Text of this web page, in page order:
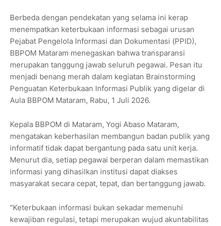
Berbeda dengan pendekatan yang selama ini kerap
menempatkan keterbukaan informasi sebagai urusan
Pejabat Pengelola Informasi dan Dokumentasi (PPID),
BBPOM Mataram menegaskan bahwa transparansi
merupakan tanggung jawab seluruh pegawai. Pesan itu
menjadi benang merah dalam kegiatan Brainstorming
Penguatan Keterbukaan Informasi Publik yang digelar di
Aula BBPOM Mataram, Rabu, 1 Juli 2026.
Kepala BBPOM di Mataram, Yogi Abaso Mataram,
mengatakan keberhasilan membangun badan publik yang
informatif tidak dapat bergantung pada satu unit kerja.
Menurut dia, setiap pegawai berperan dalam memastikan
informasi yang dihasilkan institusi dapat diakses
masyarakat secara cepat, tepat, dan bertanggung jawab.
"Keterbukaan informasi bukan sekadar memenuhi
kewajiban regulasi, tetapi merupakan wujud akuntabilitas